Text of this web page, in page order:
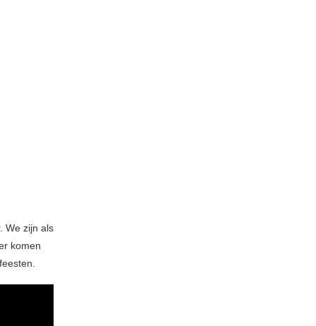
We zijn als
komen